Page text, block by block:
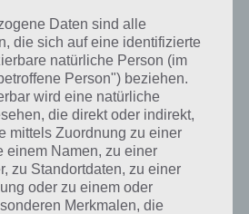
iPad und iPod Touch im
wird mindestens iOS 6 oder neuer
App ist hierbei für iPhone, iPad und
ist kostenlos, gegen einen In-
entfernen sowie weitere
App Store:
Daten sind alle
die sich auf eine identifizierte
natürliche Person (im
Person") beziehen.
wird eine natürliche
die direkt oder indirekt,
mittels Zuordnung zu einer
einem Namen, zu einer
zu Standortdaten, zu einer
oder zu einem oder
Merkmalen, die